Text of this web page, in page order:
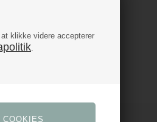
klikke videre accepterer
.
limprikker, 3 meter